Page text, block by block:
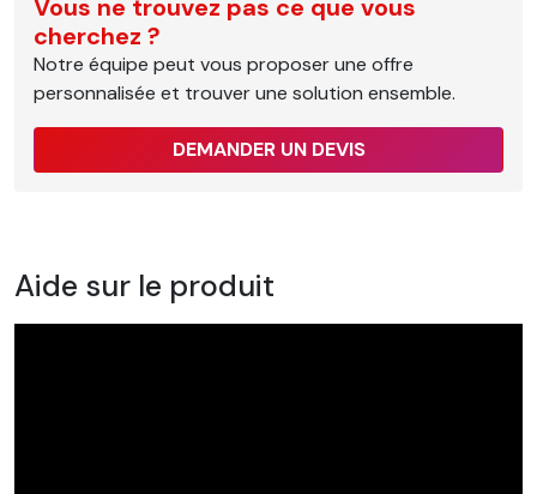
Vous ne trouvez pas ce que vous
cherchez ?
Notre équipe peut vous proposer une offre
personnalisée et trouver une solution ensemble.
DEMANDER UN DEVIS
Aide sur le produit